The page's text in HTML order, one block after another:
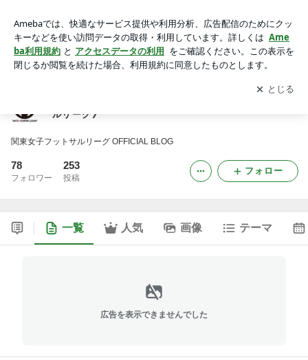
グ》
アプリをダウンロードして ブログの更新通知
を受け取りまし
ょう。
開く
ルリーグ》
関東女子フットサルリーグ OFFICIAL BLOG
78
フォロワー
253
投稿
フォロー
一覧 人気 画像 テーマ
広告を表示できませんでした